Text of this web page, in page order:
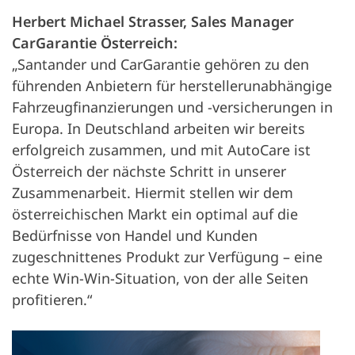
Herbert Michael Strasser, Sales Manager
CarGarantie Österreich:
„Santander und CarGarantie gehören zu den
führenden Anbietern für herstellerunabhängige
Fahrzeugfinanzierungen und -versicherungen in
Europa. In Deutschland arbeiten wir bereits
erfolgreich zusammen, und mit AutoCare ist
Österreich der nächste Schritt in unserer
Zusammenarbeit. Hiermit stellen wir dem
österreichischen Markt ein optimal auf die
Bedürfnisse von Handel und Kunden
zugeschnittenes Produkt zur Verfügung – eine
echte Win-Win-Situation, von der alle Seiten
profitieren.“